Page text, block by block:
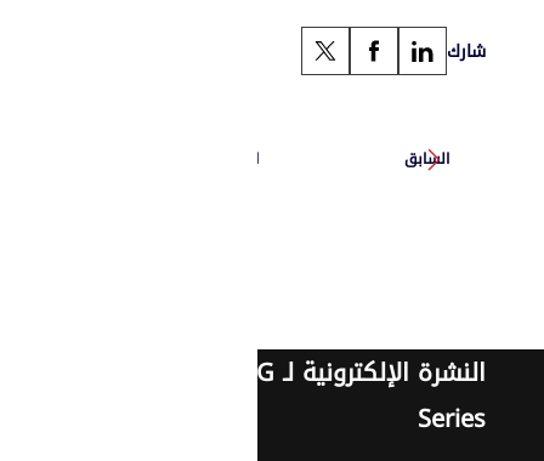
شارك
السابق التالي
النشرة الإلكترونية لـ G
Series